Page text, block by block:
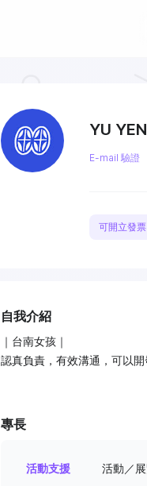
YU YEN
E-mail 驗證
可開立發票
自我介紹
｜台南女孩｜
認真負責，有效溝通，可以
專長
活動支援
活動／